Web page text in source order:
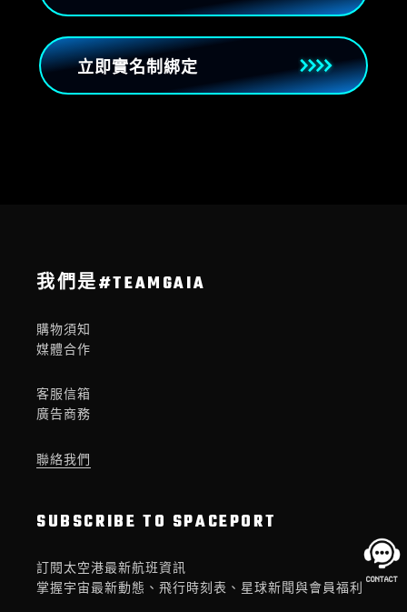
立即實名制綁定
我們是#TEAMGAIA
購物須知
媒體合作
客服信箱
廣告商務
聯絡我們
SUBSCRIBE TO SPACEPORT
訂閱太空港最新航班資訊
掌握宇宙最新動態、飛行時刻表、星球新聞與會員福利